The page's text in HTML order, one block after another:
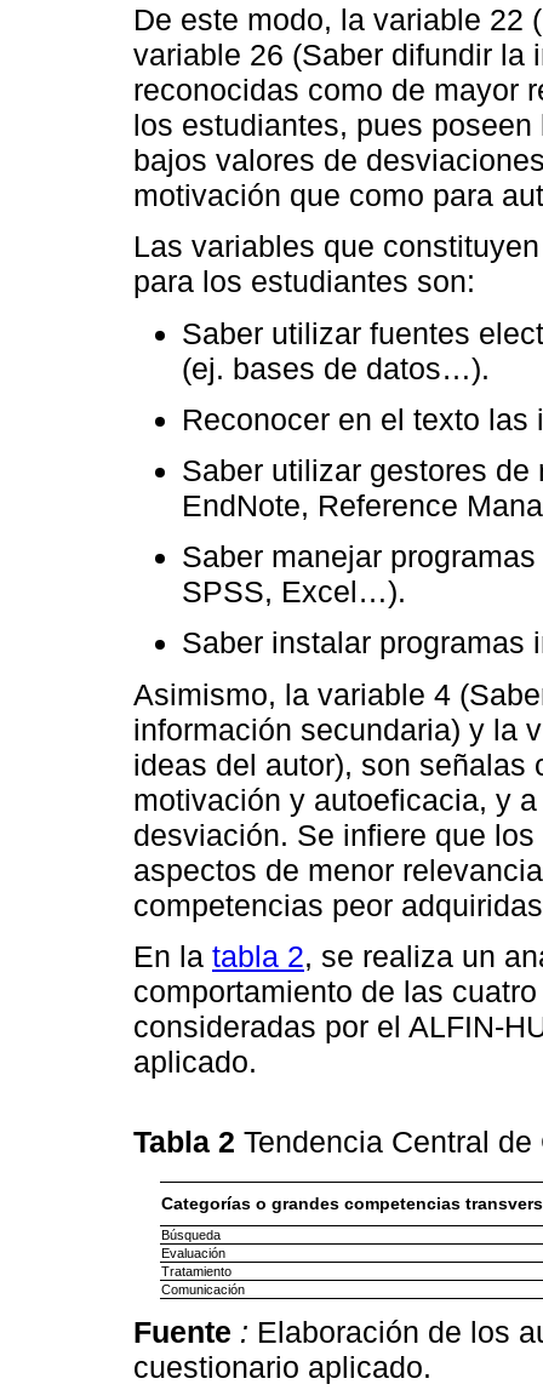
De este modo, la variable 22
variable 26 (Saber difundir la
reconocidas como de mayor
los estudiantes, pues
bajos valores de
motivación que como para
Las variables que
para los estudiantes son:
Saber utilizar fuentes
(ej. bases de datos…).
Reconocer en el texto las
Saber utilizar gestores
EndNote, Reference
Saber manejar
SPSS, Excel…).
Saber instalar programas
Asimismo, la variable 4
información secundaria) y la
ideas del autor), son señalas
motivación y autoeficacia, y
desviación. Se infiere que
aspectos de menor
competencias peor
En la tabla 2, se realiza un
comportamiento de las
consideradas por el ALFIN-
aplicado.
Tabla 2 Tendencia Central
Categorías o grandes competencias
Búsqueda
Evaluación
Tratamiento
Comunicación
Fuente : Elaboración de los
cuestionario aplicado.